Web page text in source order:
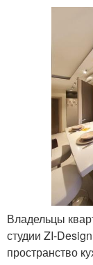
Владельцы
студии ZI-
пространство